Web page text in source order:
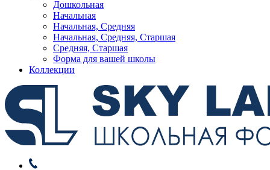
Дошкольная
Начальная
Начальная, Средняя
Начальная, Средняя, Старшая
Средняя, Старшая
Форма для вашей школы
Коллекции